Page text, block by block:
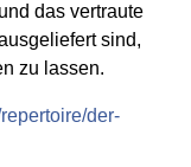
das vertraute
sind,
zu lassen.
der-